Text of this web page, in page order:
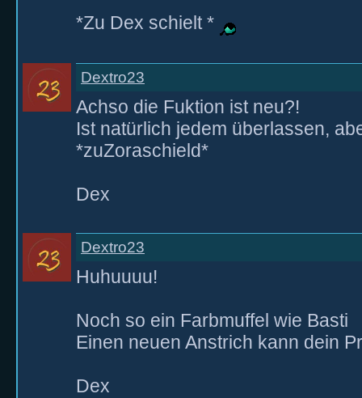
*Zu Dex schielt *
Dextro23
Achso die Fuktion ist neu?!
Ist natürlich jedem überlassen,
*zuZoraschield*
Dex
Dextro23
Huhuuuu!
Noch so ein Farbmuffel wie Basti
Einen neuen Anstrich kann dein
Dex